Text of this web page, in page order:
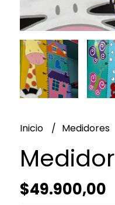
Inicio Medidores
Medidor
$49.900,00